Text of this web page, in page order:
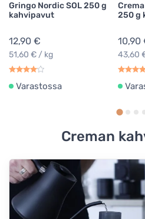
Gringo Nordic SOL 250 g
kahvipavut
12,90 €
51,60 € / kg
Varastossa
250 g
10,90
43,60
Creman